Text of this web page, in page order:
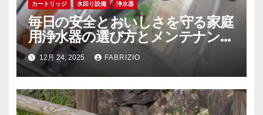
カートリッジ 水回り設備 浄水器
毎日の安全とおいしさを守る家庭
用浄水器の選び方とメンテナンス
の秘訣
12月 24, 2025 FABRIZIO